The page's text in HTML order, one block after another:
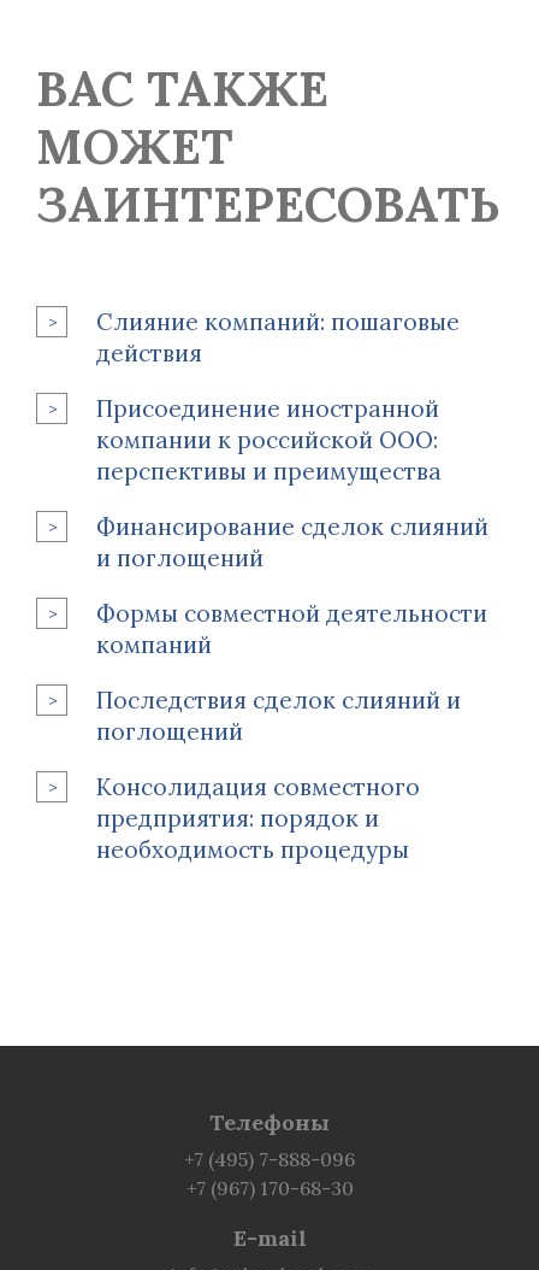
ВАС ТАКЖЕ
МОЖЕТ
ЗАИНТЕРЕСОВАТЬ
Слияние компаний: пошаговые
действия
Присоединение иностранной
компании к российской ООО:
перспективы и преимущества
Финансирование сделок слияний
и поглощений
Формы совместной деятельности
компаний
Последствия сделок слияний и
поглощений
Консолидация совместного
предприятия: порядок и
необходимость процедуры
Телефоны
+7 (495) 7-888-096
+7 (967) 170-68-30
E-mail